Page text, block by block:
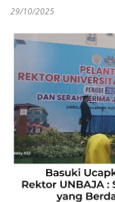
29/10/2025